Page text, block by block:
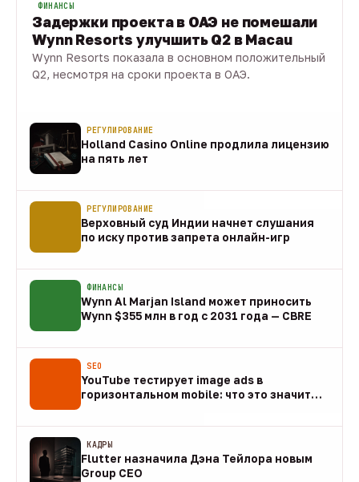
ФИНАНСЫ
Задержки проекта в ОАЭ не помешали
Wynn Resorts улучшить Q2 в Macau
Wynn Resorts показала в основном положительный
Q2, несмотря на сроки проекта в ОАЭ.
РЕГУЛИРОВАНИЕ
Holland Casino Online продлила лицензию
на пять лет
РЕГУЛИРОВАНИЕ
Верховный суд Индии начнет слушания
по иску против запрета онлайн-игр
ФИНАНСЫ
Wynn Al Marjan Island может приносить
Wynn $355 млн в год с 2031 года — CBRE
SEO
YouTube тестирует image ads в
горизонтальном mobile: что это значит
КАДРЫ
Flutter назначила Дэна Тейлора новым
Group CEO